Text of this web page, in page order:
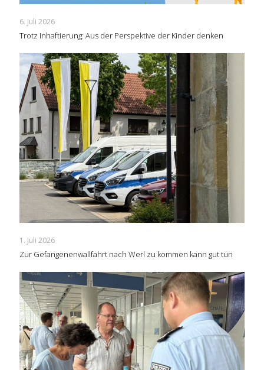
6. Juli 2026
Trotz Inhaftierung: Aus der Perspektive der Kinder denken
1. Juli 2026
Zur Gefangenenwallfahrt nach Werl zu kommen kann gut tun